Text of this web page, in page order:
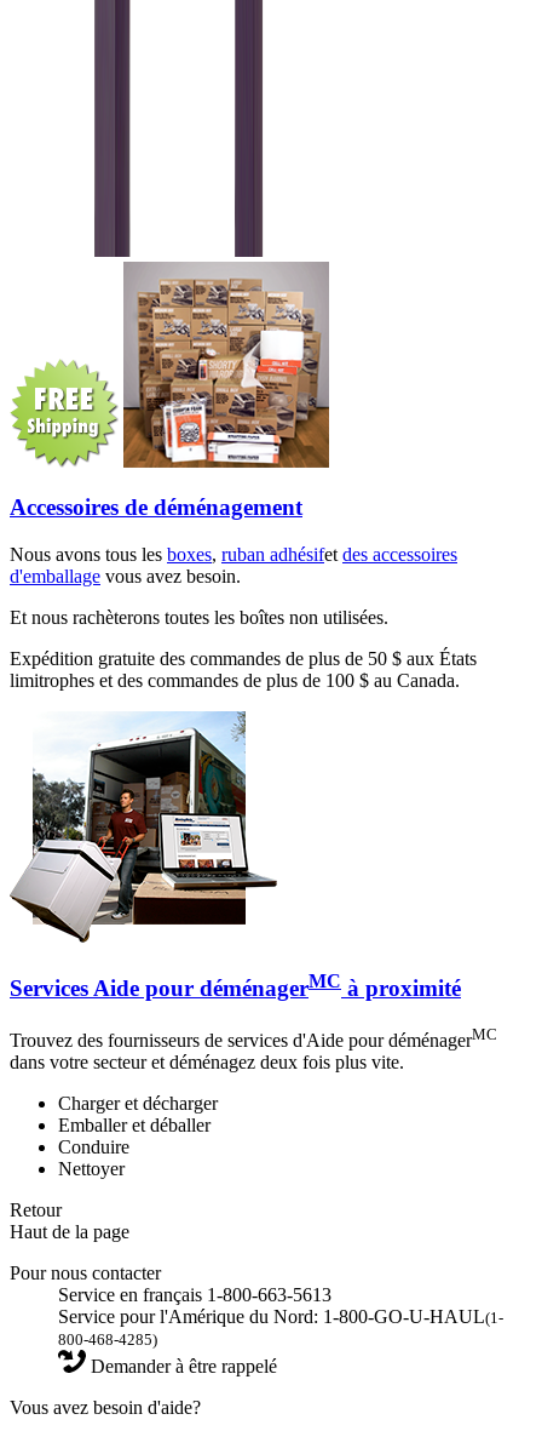
Accessoires de déménagement
Nous avons tous les boxes, ruban adhésifet des accessoires
d'emballage vous avez besoin.
Et nous rachèterons toutes les boîtes non utilisées.
Expédition gratuite des commandes de plus de 50 $ aux États
limitrophes et des commandes de plus de 100 $ au Canada.
Services Aide pour déménagerMC à proximité
Trouvez des fournisseurs de services d'Aide pour déménagerMC
dans votre secteur et déménagez deux fois plus vite.
Charger et décharger
Emballer et déballer
Conduire
Nettoyer
Retour
Haut de la page
Pour nous contacter
Service en français 1-800-663-5613
Service pour l'Amérique du Nord: 1-800-GO-U-HAUL(1-
800-468-4285)
Demander à être rappelé
Vous avez besoin d'aide?